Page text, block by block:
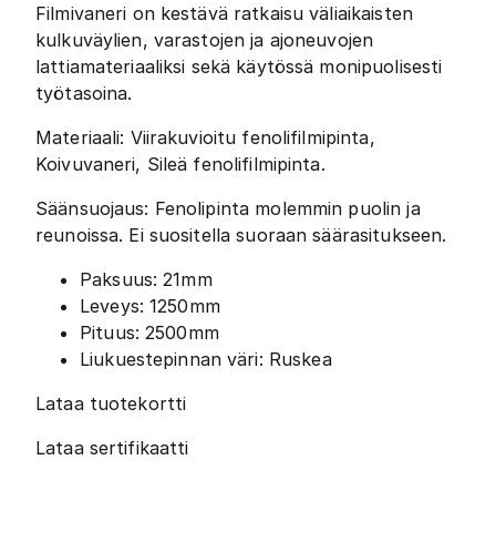
Filmivaneri on kestävä ratkaisu väliaikaisten
kulkuväylien, varastojen ja ajoneuvojen
lattiamateriaaliksi sekä käytössä monipuolisesti
työtasoina.
Materiaali: Viirakuvioitu fenolifilmipinta,
Koivuvaneri, Sileä fenolifilmipinta.
Säänsuojaus: Fenolipinta molemmin puolin ja
reunoissa. Ei suositella suoraan säärasitukseen.
Paksuus: 21mm
Leveys: 1250mm
Pituus: 2500mm
Liukuestepinnan väri: Ruskea
Lataa tuotekortti
Lataa sertifikaatti